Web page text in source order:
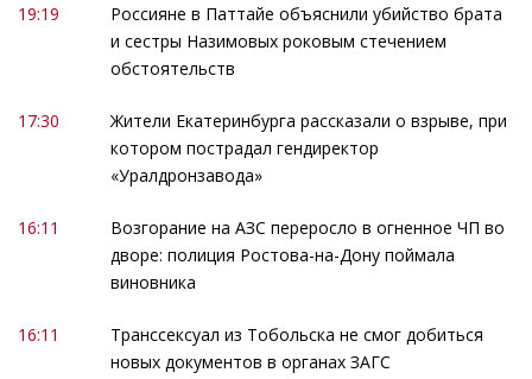
19:19
Россияне в Паттайе объяснили убийство брата
и сестры Назимовых роковым стечением
обстоятельств
17:30
Жители Екатеринбурга рассказали о взрыве, при
котором пострадал гендиректор
«Уралдронзавода»
16:11
Возгорание на АЗС переросло в огненное ЧП во
дворе: полиция Ростова-на-Дону поймала
виновника
16:11
Транссексуал из Тобольска не смог добиться
новых документов в органах ЗАГС